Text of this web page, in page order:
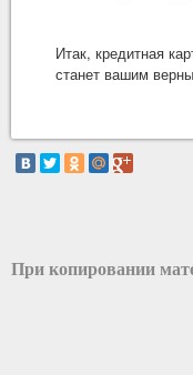
Итак, кредитная
станет вашим
При копировании